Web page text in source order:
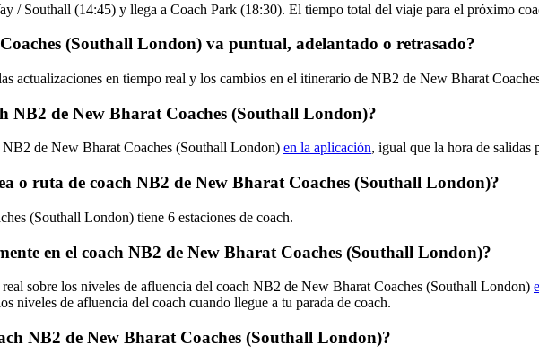
/ Southall (14:45) y llega a Coach Park (18:30). El tiempo total del viaje para el próximo
(Southall London) va puntual, adelantado o retrasado?
actualizaciones en tiempo real y los cambios en el itinerario de NB2 de New Bharat
NB2 de New Bharat Coaches (Southall London)?
de New Bharat Coaches (Southall London) en la aplicación, igual que la hora de salidas
o ruta de coach NB2 de New Bharat Coaches (Southall London)?
(Southall London) tiene 6 estaciones de coach.
en el coach NB2 de New Bharat Coaches (Southall London)?
sobre los niveles de afluencia del coach NB2 de New Bharat Coaches (Southall London)
niveles de afluencia del coach cuando llegue a tu parada de coach.
NB2 de New Bharat Coaches (Southall London)?